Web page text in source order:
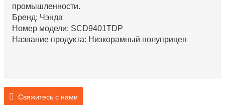
промышленности.
Бренд: Чэнда
Номер модели: SCD9401TDP
Название продукта: Низкорамный полуприцеп
Свяжитесь с нами